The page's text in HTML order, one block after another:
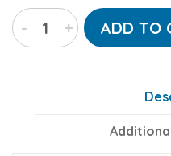
Go-
Jamz
- + ADD TO